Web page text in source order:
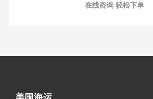
在线咨询 轻松下单